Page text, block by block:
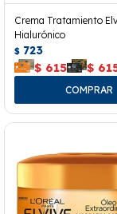
Crema Tratamiento
Hialurónico
$ 723
$ 615 $